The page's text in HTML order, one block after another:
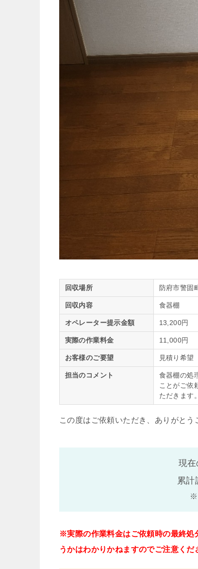
回収場所 防府市警固
回収内容 食器棚
オペレーター提示金額 13,200円
実際の作業料金 11,000円
お客様のご要望 見積り希望
担当のコメント
食器棚の処
ことがご依
ただきます
この度はご依頼いただき、ありがとう
現
累計
※
※実際の作業料金はご依頼時の最終処
うかはわかりかねますのでご注意くだ